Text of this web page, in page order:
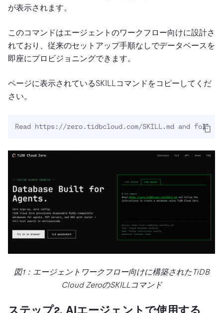
が表示されます。
このコマンドはエージェントのワークフロー向けに設計さ
れており、従来のセットアップ手順なしでデータベースを
即座にプロビジョニングできます。
ページに表示されているSKILLコマンドをコピーしてくだ
さい。
Read https://zero.tidbcloud.com/SKILL.md and
図1：エージェントワークフロー向けに構築されたTiDB
Cloud ZeroのSKILLコマンド
ステップ2. AIエージェントで使用する